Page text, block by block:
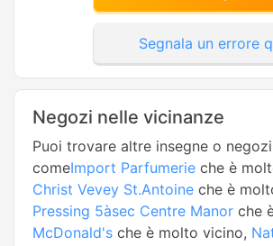
Segnala un errore
Negozi nelle vicinanze
Puoi trovare altre insegne o
comeImport Parfumerie che è
Christ Vevey St.Antoine che è
Pressing 5àsec Centre Manor che
McDonald's che è molto vicino,